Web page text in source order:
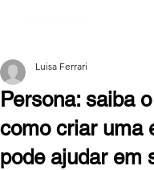
Persona: saiba
como criar uma
pode ajudar em
Luisa Ferrari